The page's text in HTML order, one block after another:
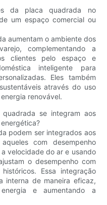
da placa quadrada no
um espaço comercial ou
aumentam o ambiente dos
complementando a
clientes pelo espaço e
inteligente para
Eles também
​​através do uso
renovável.
se integram aos
podem ser integrados aos
com desempenho
velocidade do ar e usando
o desempenho com
Essa integração
interna de maneira eficaz,
e aumentando a